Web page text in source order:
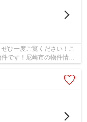
ひ一度ご覧ください！こ
です！尼崎市の物件情報